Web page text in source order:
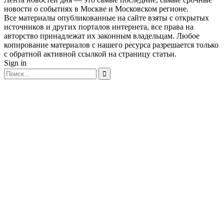
новости о событиях в Москве и Московском регионе.
Все материалы опубликованные на сайте взяты с открытых
источников и других порталов интернета, все права на
авторство принадлежат их законным владельцам. Любое
копирование материалов с нашего ресурса разрешается только
с обратной активной ссылкой на страницу статьи.
Sign in